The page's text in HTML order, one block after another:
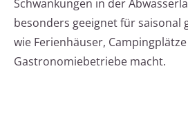
Schwankungen in der
besonders geeignet für saisonal
wie Ferienhäuser,
Gastronomiebetriebe macht.